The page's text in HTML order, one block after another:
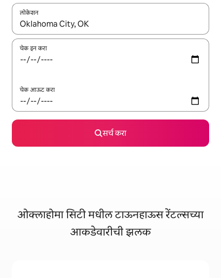
लोकेशन
जेव्हा परिणाम उपलब्ध असतील, तेव्हा वरच्या आणि खाली बाणांच्या किजसह
चेक इन करा
चेक आऊट करा
सर्च करा
ओक्लाहोमा सिटी मधील टाऊनहाऊस रेंटल्सच्या
आकडेवारीची झलक